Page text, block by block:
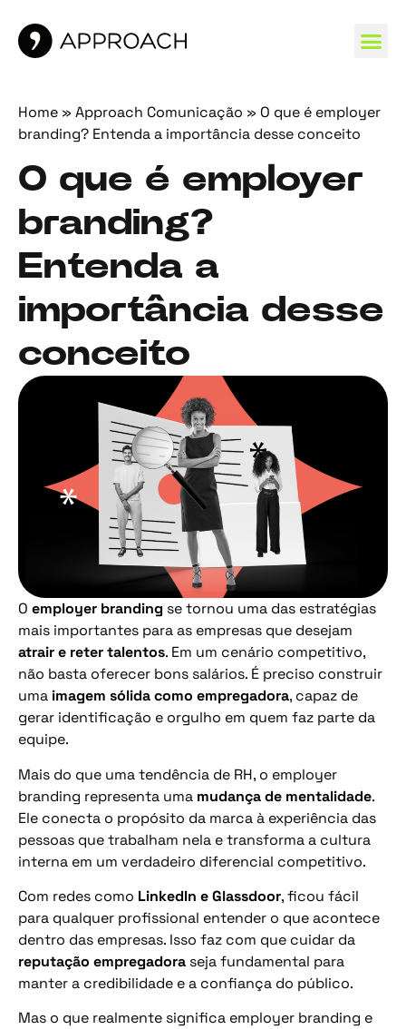
Home » Approach Comunicação » O que é employer
branding? Entenda a importância desse conceito
O que é employer
branding?
Entenda a
importância desse
conceito
O employer branding se tornou uma das estratégias
mais importantes para as empresas que desejam
atrair e reter talentos. Em um cenário competitivo,
não basta oferecer bons salários. É preciso construir
uma imagem sólida como empregadora, capaz de
gerar identificação e orgulho em quem faz parte da
equipe.
Mais do que uma tendência de RH, o employer
branding representa uma mudança de mentalidade.
Ele conecta o propósito da marca à experiência das
pessoas que trabalham nela e transforma a cultura
interna em um verdadeiro diferencial competitivo.
Com redes como LinkedIn e Glassdoor, ficou fácil
para qualquer profissional entender o que acontece
dentro das empresas. Isso faz com que cuidar da
reputação empregadora seja fundamental para
manter a credibilidade e a confiança do público.
Mas o que realmente significa employer branding e